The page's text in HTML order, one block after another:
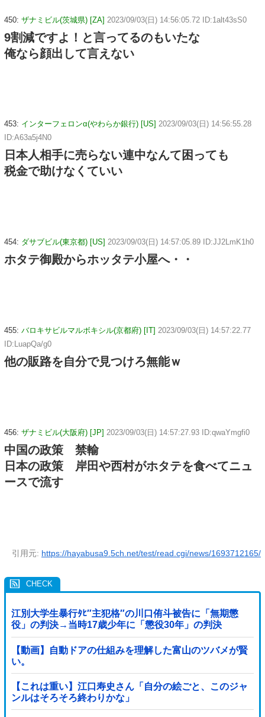
450: ザナミビル(茨城県) [ZA] 2023/09/03(日) 14:56:05.72 ID:1alt43sS0
9割減ですよ！と言ってるのもいたな
俺なら顔出して言えない
453: インターフェロンα(やわらか銀行) [US] 2023/09/03(日) 14:56:55.28
ID:A63a5j4N0
日本人相手に売らない連中なんて困っても
税金で助けなくていい
454: ダサブビル(東京都) [US] 2023/09/03(日) 14:57:05.89 ID:JJ2LmK1h0
ホタテ御殿からホッタテ小屋へ・・
455: バロキサビルマルボキシル(京都府) [IT] 2023/09/03(日) 14:57:22.77
ID:LuapQa/g0
他の販路を自分で見つけろ無能ｗ
456: ザナミビル(大阪府) [JP] 2023/09/03(日) 14:57:27.93 ID:qwaYmgfi0
中国の政策 禁輸
日本の政策 岸田や西村がホタテを食べてニュ
ースで流す
引用元: https://hayabusa9.5ch.net/test/read.cgi/news/1693712165/
江別大学生暴行ﾀﾋ″主犯格″の川口侑斗被告に「無期懲
役」の判決→当時17歳少年に「懲役30年」の判決
【動画】自動ドアの仕組みを理解した富山のツバメが賢
い。
【これは重い】江口寿史さん「自分の絵ごと、このジャ
ンルはそろそろ終わりかな」